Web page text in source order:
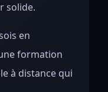
solide.
en
formation
à distance qui